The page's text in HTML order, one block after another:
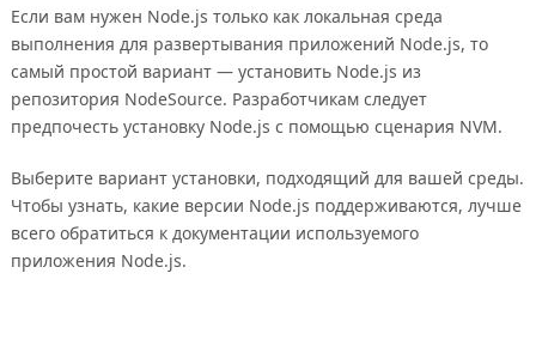
Если вам нужен Node.js только как локальная среда
выполнения для развертывания приложений Node.js, то
самый простой вариант — установить Node.js из
репозитория NodeSource. Разработчикам следует
предпочесть установку Node.js с помощью сценария NVM.
Выберите вариант установки, подходящий для вашей среды.
Чтобы узнать, какие версии Node.js поддерживаются, лучше
всего обратиться к документации используемого
приложения Node.js.